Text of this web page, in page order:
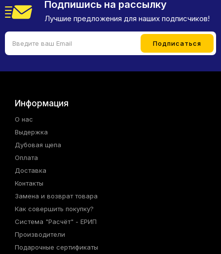
Подпишись на рассылку
Лучшие предложения для наших подписчиков!
Информация
О нас
Выдержка
Дубовая щепа
Оплата
Доставка
Контакты
Замена и возврат товара
Как совершить покупку?
Система "Расчёт" - ЕРИП
Производители
Подарочные сертификаты